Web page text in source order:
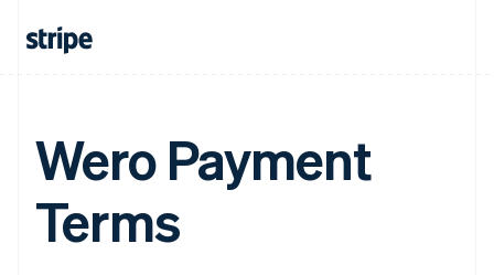
Wero Payment
Terms
Australie
English
DeutschEnglish
Belgique